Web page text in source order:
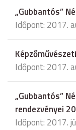
„Gubbantós”
Időpont: 2017.
Időpont: 2017.
„Gubbantós”
rendezvényei
Időpont: 2017.